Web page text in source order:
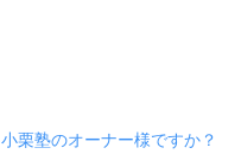
小栗塾のオーナー様ですか？